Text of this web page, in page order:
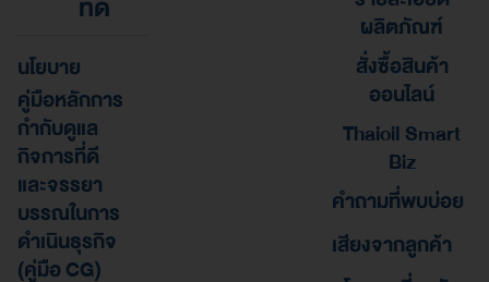
นโยบาย
คู่มือหลักการ
กำกับดูแล
กิจการที่ดี
และจรรยา
บรรณในการ
ดำเนินธุรกิจ
(คู่มือ CG)
ผลิตภัณฑ์
สั่งซื้อสินค้า
ออนไลน์
Thaioil Smart
Biz
คำถามที่พบบ่อย
เสียงจากลูกค้า